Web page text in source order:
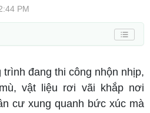
PM
đang thi công nhộn nhịp,
vật liệu rơi vãi khắp nơi
cư xung quanh bức xúc mà